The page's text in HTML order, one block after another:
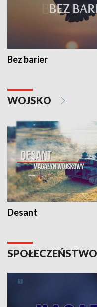
Bez barier
WOJSKO
Desant
SPOŁECZEŃSTWO